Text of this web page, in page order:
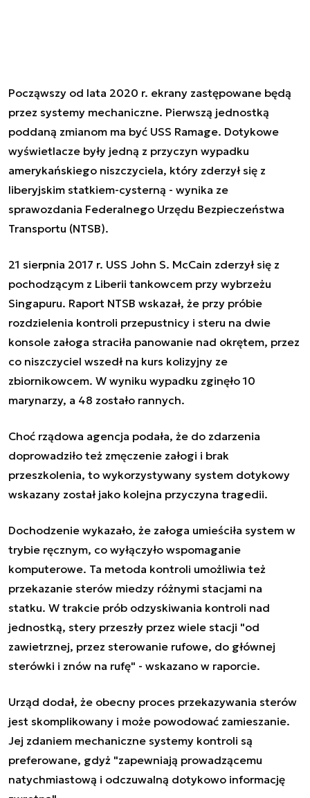
Począwszy od lata 2020 r. ekrany zastępowane będą
przez systemy mechaniczne. Pierwszą jednostką
poddaną zmianom ma być USS Ramage. Dotykowe
wyświetlacze były jedną z przyczyn wypadku
amerykańskiego niszczyciela, który zderzył się z
liberyjskim statkiem-cysterną - wynika ze
sprawozdania Federalnego Urzędu Bezpieczeństwa
Transportu (NTSB).
21 sierpnia 2017 r. USS John S. McCain zderzył się z
pochodzącym z Liberii tankowcem przy wybrzeżu
Singapuru. Raport NTSB wskazał, że przy próbie
rozdzielenia kontroli przepustnicy i steru na dwie
konsole załoga straciła panowanie nad okrętem, przez
co niszczyciel wszedł na kurs kolizyjny ze
zbiornikowcem. W wyniku wypadku zginęło 10
marynarzy, a 48 zostało rannych.
Choć rządowa agencja podała, że do zdarzenia
doprowadziło też zmęczenie załogi i brak
przeszkolenia, to wykorzystywany system dotykowy
wskazany został jako kolejna przyczyna tragedii.
Dochodzenie wykazało, że załoga umieściła system w
trybie ręcznym, co wyłączyło wspomaganie
komputerowe. Ta metoda kontroli umożliwia też
przekazanie sterów miedzy różnymi stacjami na
statku. W trakcie prób odzyskiwania kontroli nad
jednostką, stery przeszły przez wiele stacji "od
zawietrznej, przez sterowanie rufowe, do głównej
sterówki i znów na rufę" - wskazano w raporcie.
Urząd dodał, że obecny proces przekazywania sterów
jest skomplikowany i może powodować zamieszanie.
Jej zdaniem mechaniczne systemy kontroli są
preferowane, gdyż "zapewniają prowadzącemu
natychmiastową i odczuwalną dotykowo informację